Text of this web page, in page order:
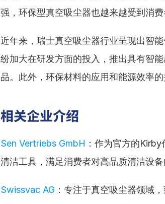
强，环保型真空吸尘器也越来越受到消费
近年来，瑞士真空吸尘器行业呈现出智
纷加大在研发方面的投入，推出具有智
品。此外，环保材料的应用和能源效率
相关企业介绍
Sen Vertriebs GmbH ：作为官方的
清洁工具，满足消费者对高品质清洁设备
Swissvac AG ：专注于真空吸尘器领域